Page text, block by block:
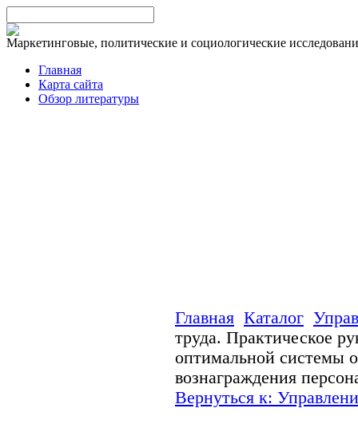
Маркетинговые, политические и социологические
Главная
Карта сайта
Обзор литературы
Главная Каталог
труда. Практическое
оптимальной системы
вознаграждения
Вернуться к: